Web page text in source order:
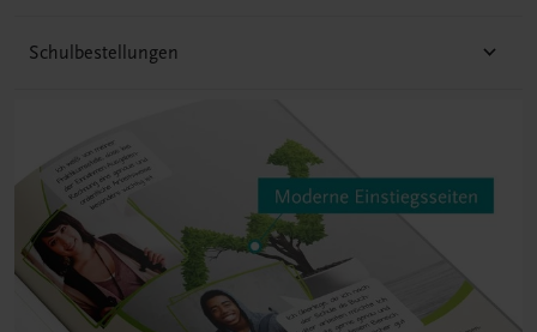
Schulbestellungen